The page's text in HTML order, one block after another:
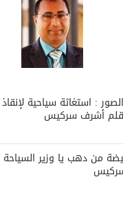
: استغاثة سياحية
أشرف سركيس
من دهب يا وزير